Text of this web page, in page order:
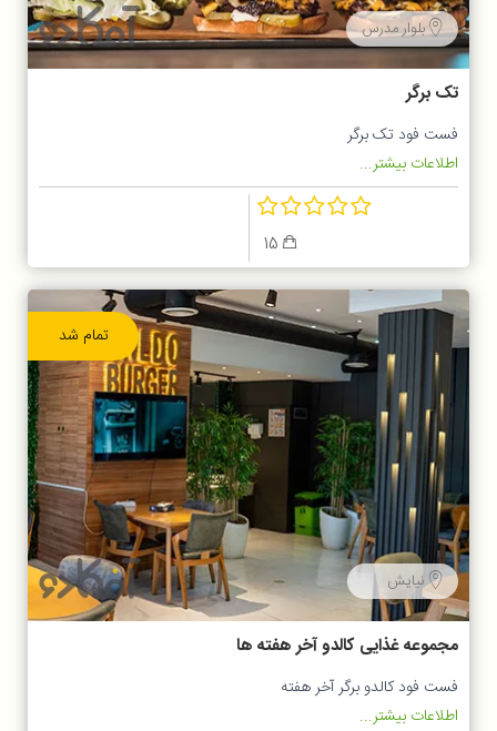
بلوار مدرس
تک برگر
فست فود تک برگر
اطلاعات بیشتر...
تمام شد
نیایش
مجموعه غذایی کالدو آخر هفته ها
فست فود کالدو برگر آخر هفته
اطلاعات بیشتر...